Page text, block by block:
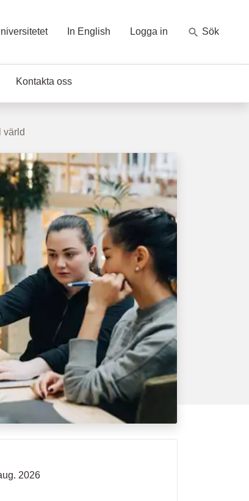
In English Logga in Sök
Kontakta oss
värld
2026